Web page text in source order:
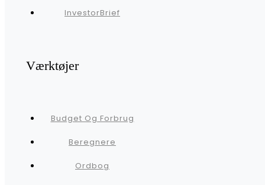
InvestorBrief
Værktøjer
Budget Og Forbrug
Beregnere
Ordbog